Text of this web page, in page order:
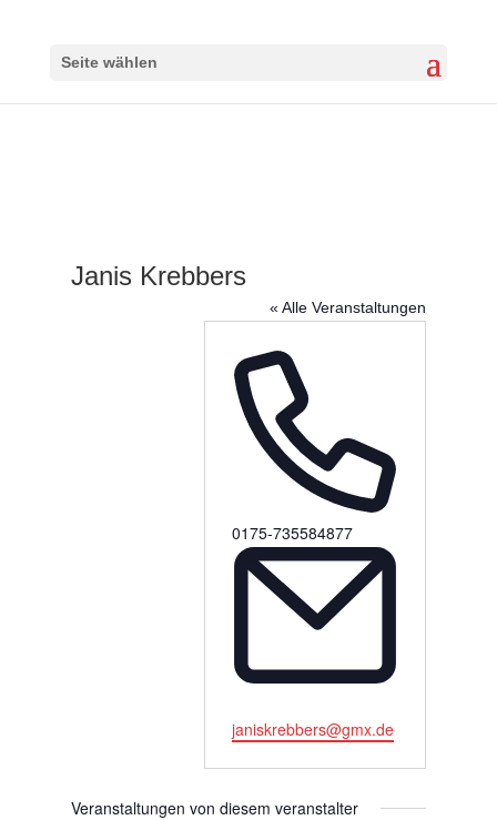
Seite wählen
Janis Krebbers
« Alle Veranstaltungen
Telefon
0175-735584877
Email
janiskrebbers@gmx.de
Veranstaltungen von diesem veranstalter